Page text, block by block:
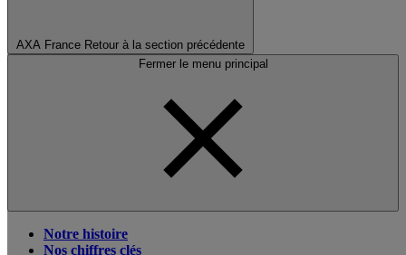
AXA France Retour à la section précédente
Fermer le menu principal
Notre histoire
Nos chiffres clés